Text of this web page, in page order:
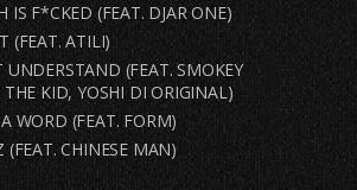
IS F*CKED (FEAT. DJAR ONE)
(FEAT. ATILI)
UNDERSTAND (FEAT. SMOKEY
THE KID, YOSHI DI ORIGINAL)
WORD (FEAT. FORM)
(FEAT. CHINESE MAN)